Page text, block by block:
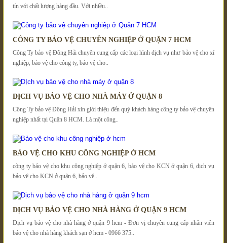
tín với chất lượng hàng đầu. Với nhiều..
CÔNG TY BẢO VỆ CHUYÊN NGHIỆP Ở QUẬN 7 HCM
Công Ty bảo vệ Đông Hải chuyên cung cấp các loại hình dịch vụ như bảo vệ cho xí
nghiệp, bảo vệ cho công ty, bảo vệ cho..
DỊCH VỤ BẢO VỆ CHO NHÀ MÁY Ở QUẬN 8
Công Ty bảo vệ Đông Hải xin giới thiệu đến quý khách hàng công ty bảo vệ chuyên
nghiệp nhất tại Quận 8 HCM. Là một công..
BẢO VỆ CHO KHU CÔNG NGHIỆP Ở HCM
công ty bảo vệ cho khu công nghiệp ở quận 6, bảo vệ cho KCN ở quận 6, dịch vụ
bảo vệ cho KCN ở quận 6, bảo vệ..
DỊCH VỤ BẢO VỆ CHO NHÀ HÀNG Ở QUẬN 9 HCM
Dịch vụ bảo vệ cho nhà hàng ở quận 9 hcm - Đơn vị chuyên cung cấp nhân viên
bảo vệ cho nhà hàng khách sạn ở hcm - 0966 375..